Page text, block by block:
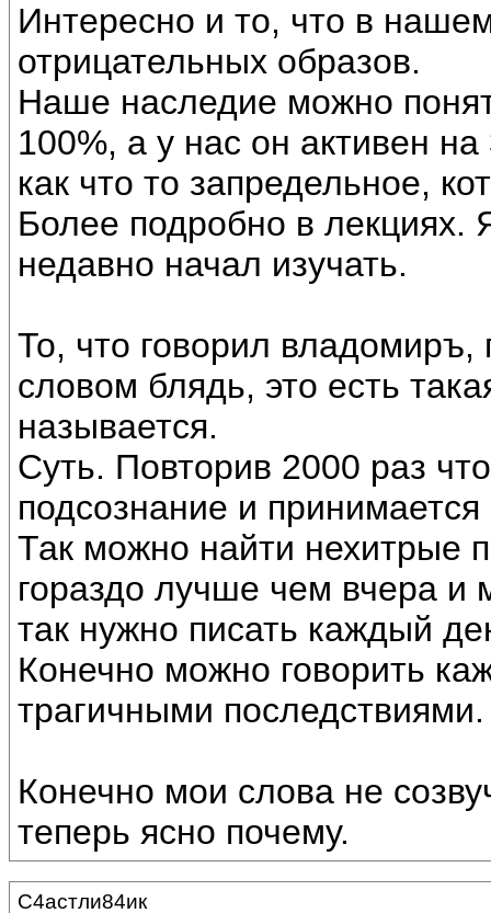
Интересно и то, что в
отрицательных образов.
Наше наследие можно
100%, а у нас он активен
как что то запредельное,
Более подробно в лекциях.
недавно начал изучать.
То, что говорил владомиръ,
словом блядь, это есть
называется.
Суть. Повторив 2000 раз
подсознание и
Так можно найти нехитрые
гораздо лучше чем вчера и
так нужно писать каждый
Конечно можно говорить
трагичными последствиями.
Конечно мои слова не
теперь ясно почему.
С4астли84ик